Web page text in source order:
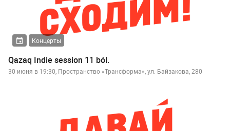
Концерты
Qazaq Indie session 11 ból.
30 июня в 19:30, Пространство «Трансформа», ул. Байзакова, 280